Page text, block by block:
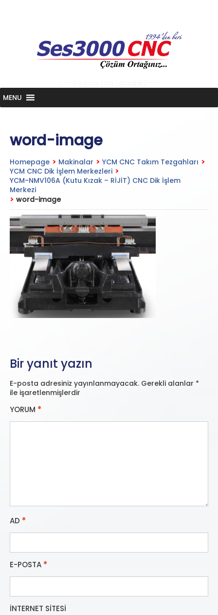
content
MENU
word-image
Homepage > Makinalar > YCM CNC Takım Tezgahları >
YCM CNC Dik İşlem Merkezleri >
YCM-NMV106A (Kutu Kızak – RİJİT) CNC Dik İşlem
Merkezi
> word-image
Bir yanıt yazın
E-posta adresiniz yayınlanmayacak. Gerekli alanlar *
ile işaretlenmişlerdir
YORUM *
AD *
E-POSTA *
İNTERNET SITESI